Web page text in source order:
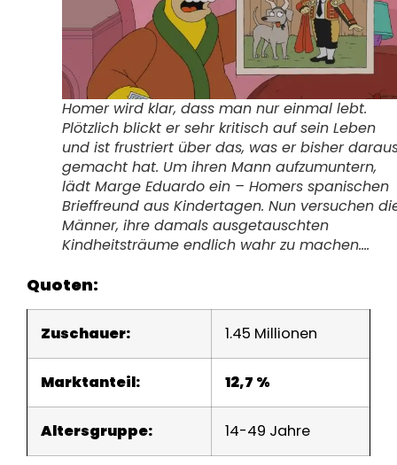
Homer wird klar, dass man nur einmal lebt.
Plötzlich blickt er sehr kritisch auf sein Leben
und ist frustriert über das, was er bisher
gemacht hat. Um ihren Mann aufzumuntern,
lädt Marge Eduardo ein – Homers spanischen
Brieffreund aus Kindertagen. Nun versuchen
Männer, ihre damals ausgetauschten
Kindheitsträume endlich wahr zu machen….
Quoten:
Zuschauer: 1.45 Millionen
Marktanteil: 12,7 %
Altersgruppe: 14-49 Jahre